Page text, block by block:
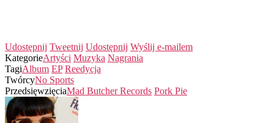
Udostępnij Tweetnij Udostępnij Wyślij e-mailem
KategorieArtyści Muzyka Nagrania
TagiAlbum EP Reedycja
TwórcyNo Sports
PrzedsięwzięciaMad Butcher Records Pork Pie